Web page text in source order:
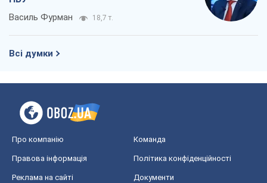
Василь Фурман 18,7 т.
Всі думки
Про компанію Команда
Правова інформація Політика конфіденційності
Реклама на сайті Документи